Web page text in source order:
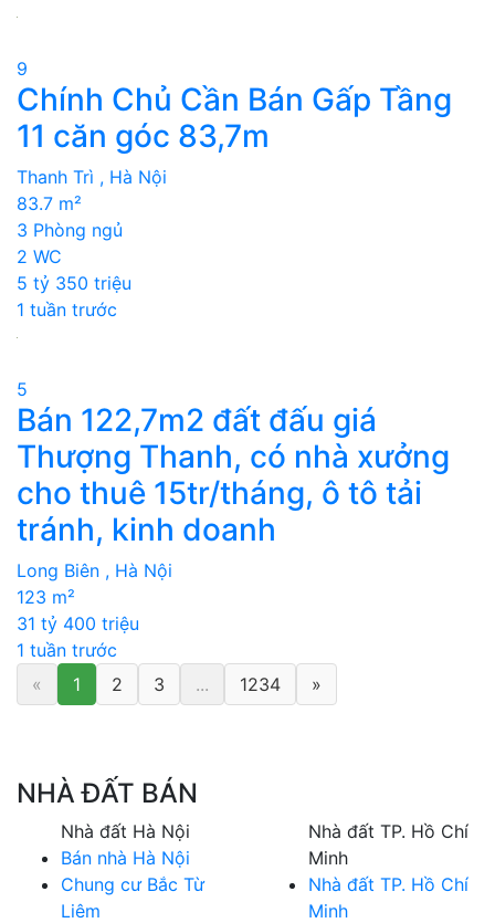
9
Chính Chủ Cần Bán Gấp Tầng
11 căn góc 83,7m
Thanh Trì , Hà Nội
83.7 m²
3 Phòng ngủ
2 WC
5 tỷ 350 triệu
1 tuần trước
5
Bán 122,7m2 đất đấu giá
Thượng Thanh, có nhà xưởng
cho thuê 15tr/tháng, ô tô tải
tránh, kinh doanh
Long Biên , Hà Nội
123 m²
31 tỷ 400 triệu
1 tuần trước
«
1 2 3 ... 1234 »
NHÀ ĐẤT BÁN
Nhà đất Hà Nội
Bán nhà Hà Nội
Chung cư Bắc Từ
Liêm
Nhà đất TP. Hồ Chí
Minh
Nhà đất TP. Hồ Chí
Minh